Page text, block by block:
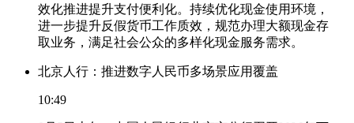
效化推进提升支付便利化。持续优化现金使用环境，
进一步提升反假货币工作质效，规范办理大额现金存
取业务，满足社会公众的多样化现金服务需求。
北京人行：推进数字人民币多场景应用覆盖
10:49